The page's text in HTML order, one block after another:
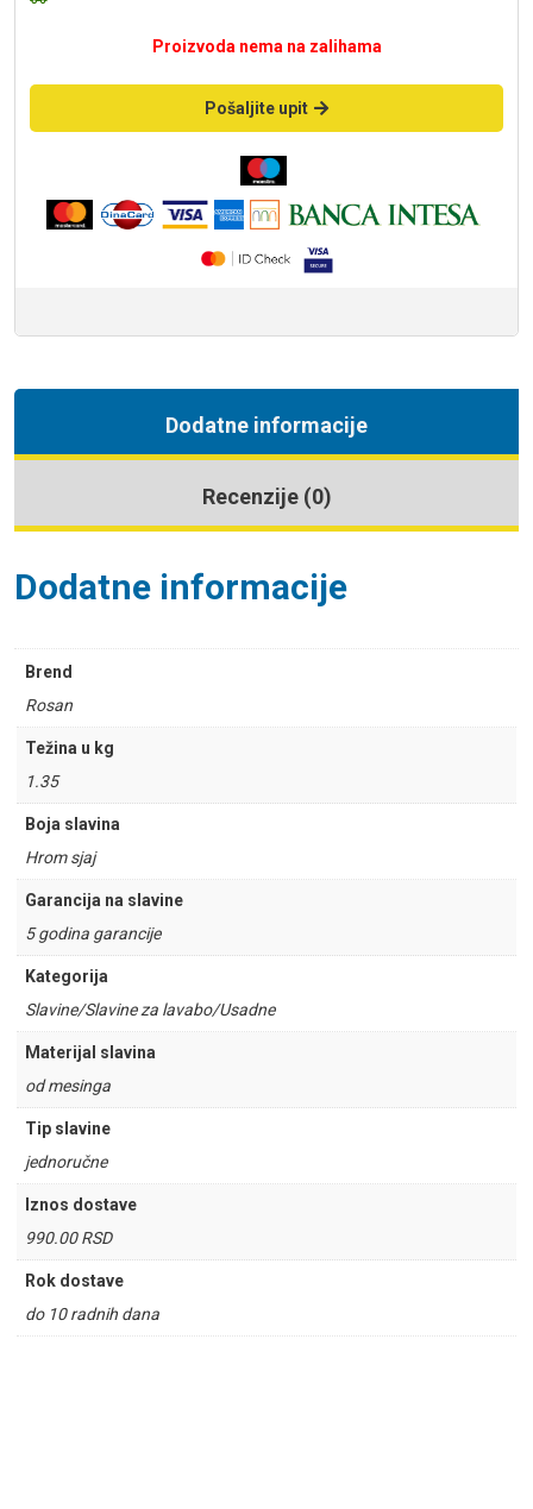
Proizvoda nema na zalihama
Pošaljite upit
Dodatne informacije
Recenzije (0)
Dodatne informacije
Brend
Rosan
Težina u kg
1.35
Boja slavina
Hrom sjaj
Garancija na slavine
5 godina garancije
Kategorija
Slavine/Slavine za lavabo/Usadne
Materijal slavina
od mesinga
Tip slavine
jednoručne
Iznos dostave
990.00 RSD
Rok dostave
do 10 radnih dana